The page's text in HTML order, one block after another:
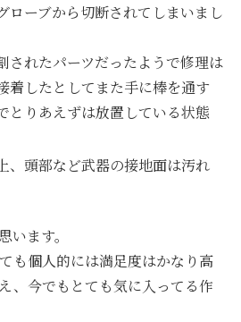
ローブから切断されてしまいまし
されたパーツだったようで修理は
着したとしてまた手に棒を通す
とりあえずは放置している状態
、頭部など武器の接地面は汚れ
います。
も個人的には満足度はかなり高
、今でもとても気に入ってる作